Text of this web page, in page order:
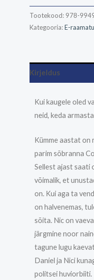
Tootekood: 978-
Kategooria:E-
Kirjeldus
Kui kaugele oled
neid, keda
Kümme aastat on
parim sõbranna
Sellest ajast saati
võimalik, et
on. Kui aga ta
on halvenemas,
sõita. Nic on
järgmine noor
tagune lugu
Daniel ja Nici
politsei huviorbiiti.